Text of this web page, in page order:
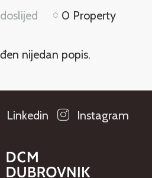
0 Property
nijedan popis.
Linkedin Instagram